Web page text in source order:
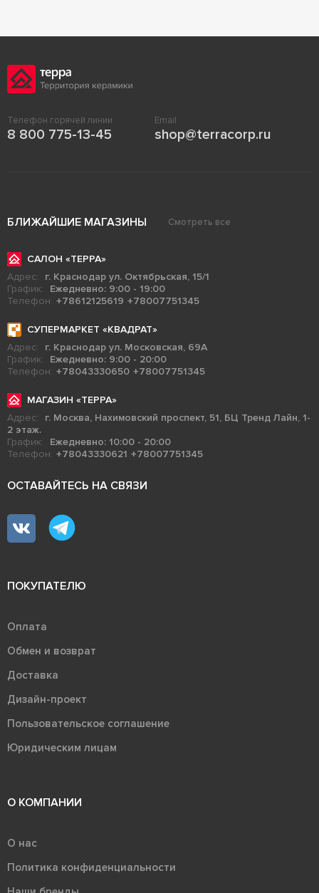
Телефон горячей линии
8 800 775-13-45
Email
shop@terracorp.ru
БЛИЖАЙШИЕ МАГАЗИНЫ Смотреть все
САЛОН «ТЕРРА»
Адрес:
г. Краснодар ул. Октябрьская, 15/1
График:
Ежедневно: 9:00 - 19:00
Телефон: +78612125619 +78007751345
СУПЕРМАРКЕТ «КВАДРАТ»
Адрес:
г. Краснодар ул. Московская, 69А
График:
Ежедневно: 9:00 - 20:00
Телефон: +78043330650 +78007751345
МАГАЗИН «ТЕРРА»
Адрес:
г. Москва, Нахимовский проспект, 51, БЦ Тренд Лайн, 1-
2 этаж.
График:
Ежедневно: 10:00 - 20:00
Телефон: +78043330621 +78007751345
ОСТАВАЙТЕСЬ НА СВЯЗИ
ПОКУПАТЕЛЮ
Оплата
Обмен и возврат
Доставка
Дизайн-проект
Пользовательское соглашение
Юридическим лицам
О КОМПАНИИ
О нас
Политика конфиденциальности